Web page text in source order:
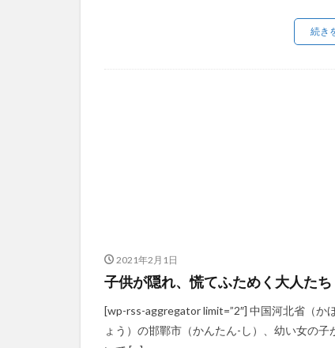
続き
2021年2月1日
子供が隠れ、慌てふためく大人たち
[wp-rss-aggregator limit=”2″] 中国河北省（か
ょう）の邯鄲市（かんたん-し）、幼い女の子